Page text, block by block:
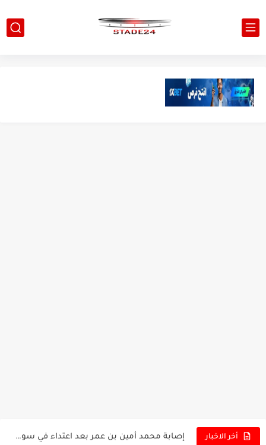
أخر الاخبار إصابة محمد أمين بن عمر بعد اعتداء في سوسة والأمن...